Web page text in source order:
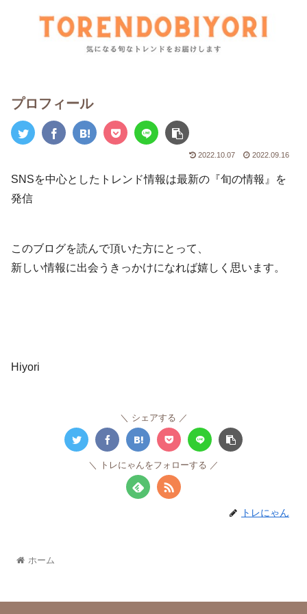
プロフィール
2022.10.07 2022.09.16
SNSを中心としたトレンド情報は最新の『旬の情報』を
発信
このブログを読んで頂いた方にとって、
新しい情報に出会うきっかけになれば嬉しく思います。
Hiyori
シェアする
トレにゃんをフォローする
トレにゃん
ホーム